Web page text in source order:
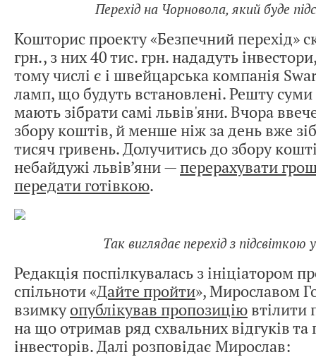
Перехід на Чорновола, який буде
Кошторис проекту «Безпечний перехід»
грн., з них 40 тис. грн. нададуть
тому числі є і швейцарська компанія
ламп, що будуть встановлені. Решту
мають зібрати самі львів'яни. Вчора
збору коштів, й менше ніж за день вже
тисяч гривень. Долучитись до збору
небайдужі львів’яни — перерахувати
передати готівкою.
Так виглядає перехід з підсвіткою
Редакція поспілкувалась з ініціатором
спільноти «Дайте пройти», Мирославом
взимкуопублікував пропозицію втілити
на що отримав ряд схвальних відгуків та
інвесторів. Далі розповідає Мирослав: